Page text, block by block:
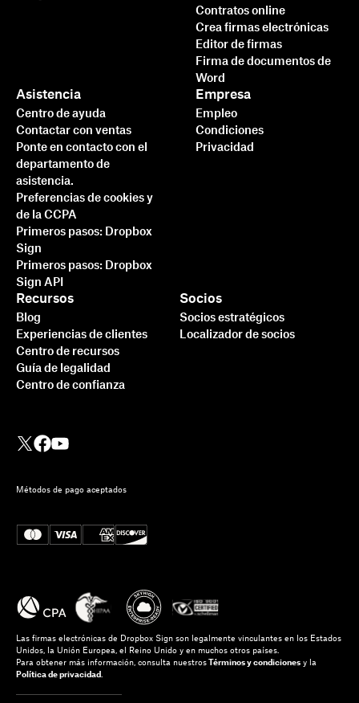
Contratos online
Crea firmas electrónicas
Editor de firmas
Firma de documentos de
Word
Asistencia
Centro de ayuda
Contactar con ventas
Ponte en contacto con el
departamento de
asistencia.
Preferencias de cookies y
de la CCPA
Primeros pasos: Dropbox
Sign
Primeros pasos: Dropbox
Sign API
Recursos
Blog
Experiencias de clientes
Centro de recursos
Guía de legalidad
Centro de confianza
Socios
Socios estratégicos
Localizador de socios
Empresa
Empleo
Condiciones
Privacidad
Métodos de pago aceptados
Las firmas electrónicas de Dropbox Sign son legalmente vinculantes en los Estados
Unidos, la Unión Europea, el Reino Unido y en muchos otros países.
Para obtener más información, consulta nuestros Términos y condiciones y la
Política de privacidad.